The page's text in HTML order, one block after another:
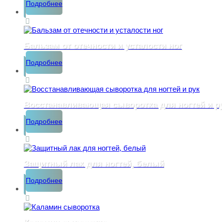
Подробнее
Бальзам от отечности и усталости ног
Подробнее
Восстанавливающая сыворотка для ногтей и
Подробнее
Защитный лак для ногтей, белый
Подробнее